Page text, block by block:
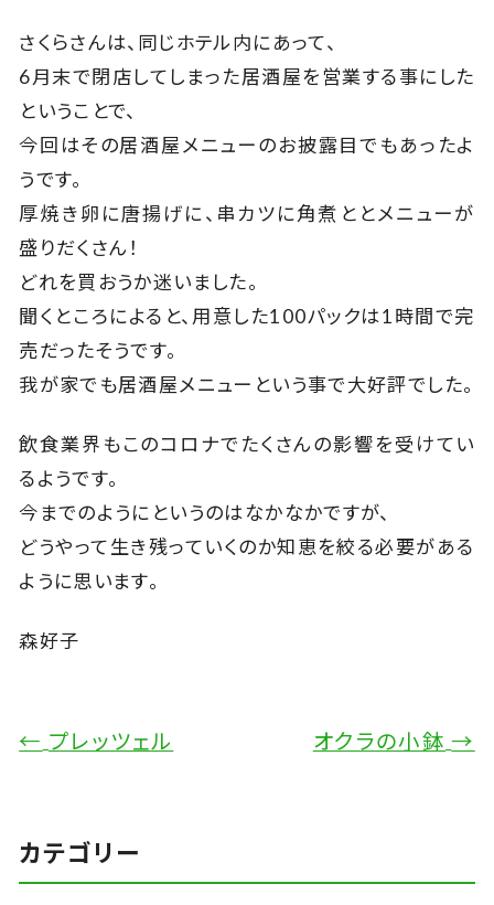
さくらさんは、同じホテル内にあって、
6月末で閉店してしまった居酒屋を営業する事にした
ということで、
今回はその居酒屋メニューのお披露目でもあったよ
うです。
厚焼き卵に唐揚げに、串カツに角煮ととメニューが
盛りだくさん！
どれを買おうか迷いました。
聞くところによると、用意した100パックは1時間で完
売だったそうです。
我が家でも居酒屋メニューという事で大好評でした。
飲食業界もこのコロナでたくさんの影響を受けてい
るようです。
今までのようにというのはなかなかですが、
どうやって生き残っていくのか知恵を絞る必要がある
ように思います。
森好子
← プレッツェル オクラの小鉢 →
カテゴリー